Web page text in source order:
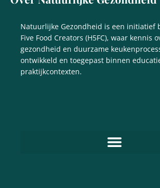
Natuurlijke Gezondheid is een initiatief
Five Food Creators (H5FC), waar kennis
gezondheid en duurzame
ontwikkeld en toegepast binnen
praktijkcontexten.